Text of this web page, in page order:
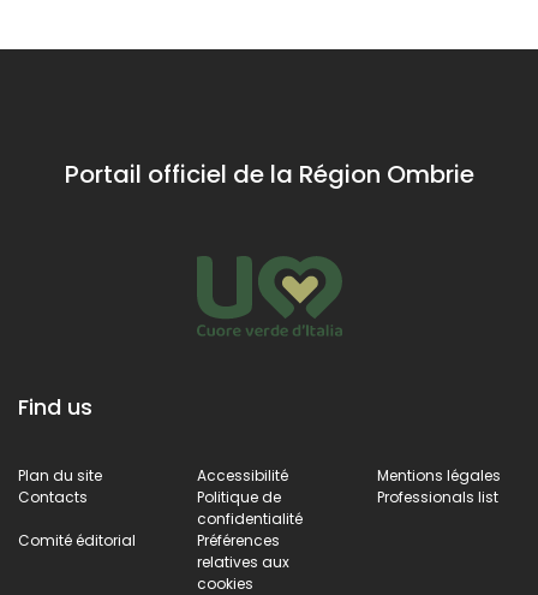
Portail officiel de la Région Ombrie
Find us
Plan du site Accessibilité
Mentions légales
Contacts
Politique de
confidentialité
Professionals list
Comité éditorial
Préférences
relatives aux
cookies